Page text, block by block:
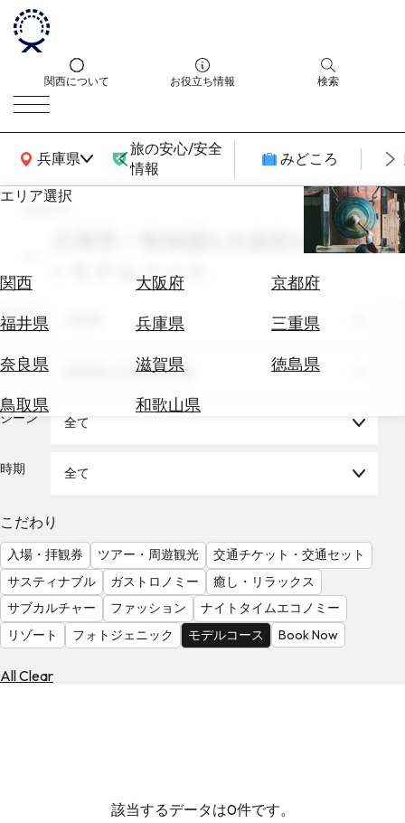
関西について お役立ち情報 検索
兵庫県
関西広域MAP
旅の安心/安全
情報
みどころ
エリア選択
関西 大阪府
京都府
福井県
兵庫県
三重県
奈良県
滋賀県
徳島県
鳥取県
和歌山県
エ
券
テ
を
る
気
を
見
る
search
兵庫県 × 動物園&水族館&植物園
× モデルコース
エリア
テーマ 動物園&水族館&植物園
シーン 全て
時期 全て
こだわり
入場・拝観券 ツアー・周遊観光
交通チケット・交通セット
サスティナブル
ガストロノミー
癒し・リラックス
サブカルチャー
ファッション
ナイトタイムエコノミー
リゾート
フォトジェニック モデルコース Book Now
All Clear
該当するデータは0件です。